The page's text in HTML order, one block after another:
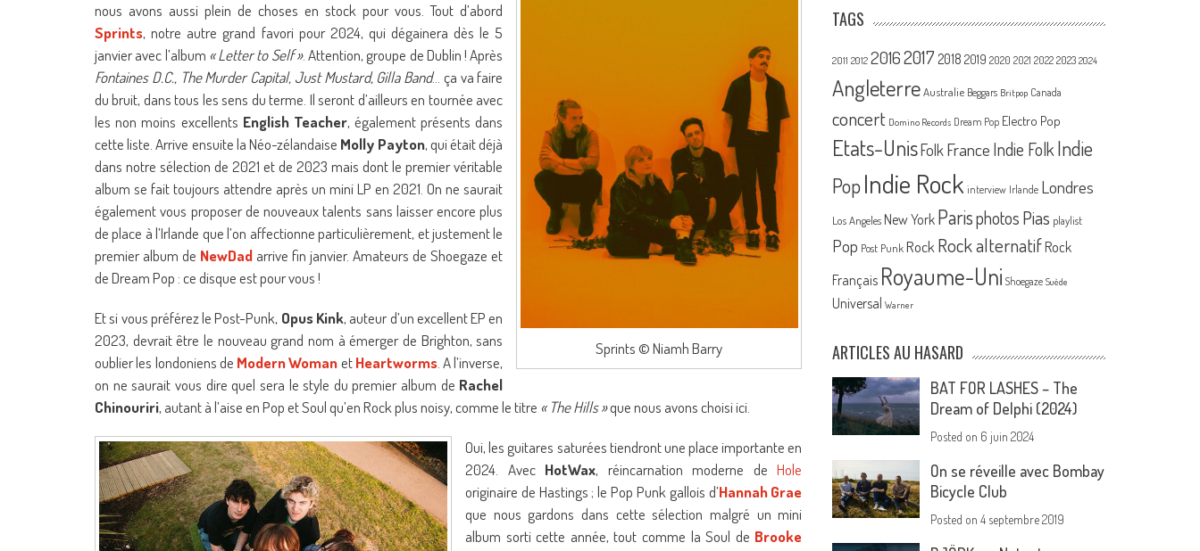
Sprints © Niamh Barry
nous avons aussi plein de choses en stock pour vous. Tout d’abord
Sprints, notre autre grand favori pour 2024, qui dégainera dès le 5
janvier avec l’album « Letter to Self ». Attention, groupe de Dublin ! Après
Fontaines D.C., The Murder Capital, Just Mustard, Gilla Band… ça va faire
du bruit, dans tous les sens du terme. Il seront d’ailleurs en tournée avec
les non moins excellents English Teacher, également présents dans
cette liste. Arrive ensuite la Néo-zélandaise Molly Payton, qui était déjà
dans notre sélection de 2021 et de 2023 mais dont le premier véritable
album se fait toujours attendre après un mini LP en 2021. On ne saurait
également vous proposer de nouveaux talents sans laisser encore plus
de place à l’Irlande que l’on affectionne particulièrement, et justement le
premier album de NewDad arrive fin janvier. Amateurs de Shoegaze et
de Dream Pop : ce disque est pour vous !
Et si vous préférez le Post-Punk, Opus Kink, auteur d’un excellent EP en
2023, devrait être le nouveau grand nom à émerger de Brighton, sans
oublier les londoniens de Modern WomanetHeartworms. A l’inverse,
on ne saurait vous dire quel sera le style du premier album de Rachel
Chinouriri, autant à l’aise en Pop et Soul qu’en Rock plus noisy, comme le titre « The Hills »que nous avons choisi ici.
Oui, les guitares saturées tiendront une place importante en
2024. Avec HotWax, réincarnation moderne deHole
originaire de Hastings ; le Pop Punk gallois d’Hannah Grae
que nous gardons dans cette sélection malgré un mini
album sorti cette année, tout comme la Soul de Brooke
TAGS
2011 2012 20162017 2018 2019 2020 2021 2022 2023 2024
Angleterre Australie Beggars Britpop Canada
concert Domino Records Dream Pop Electro Pop
Etats-UnisFolk France Indie FolkIndie
PopIndie Rock interview Irlande Londres
Los Angeles New York Parisphotos Pias playlist
Pop Post Punk Rock Rock alternatif Rock
Français Royaume-Uni Shoegaze Suède
Universal Warner
ARTICLES AU HASARD
BAT FOR LASHES – The
Dream of Delphi (2024)
Posted on 6 juin 2024
On se réveille avec Bombay
Bicycle Club
Posted on4 septembre 2019